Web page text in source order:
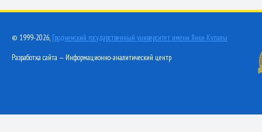
© 1999-2026, Гродненский государственный университет имени Янки Купалы
Разработка сайта — Информационно-аналитический центр